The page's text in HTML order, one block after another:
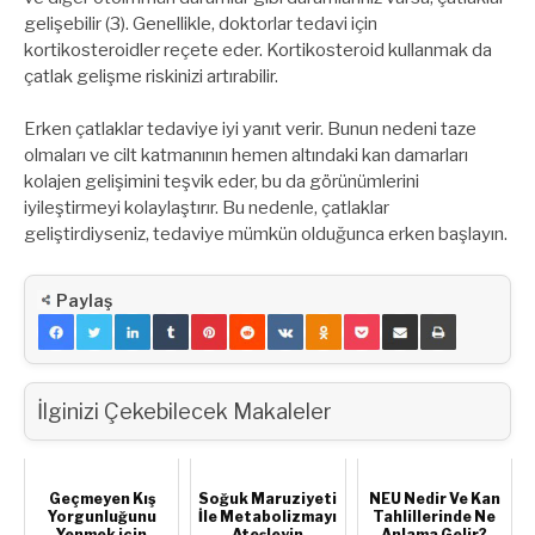
gelişebilir (3). Genellikle, doktorlar tedavi için
kortikosteroidler reçete eder. Kortikosteroid kullanmak da
çatlak gelişme riskinizi artırabilir.
Erken çatlaklar tedaviye iyi yanıt verir. Bunun nedeni taze
olmaları ve cilt katmanının hemen altındaki kan damarları
kolajen gelişimini teşvik eder, bu da görünümlerini
iyileştirmeyi kolaylaştırır. Bu nedenle, çatlaklar
geliştirdiyseniz, tedaviye mümkün olduğunca erken başlayın.
Paylaş
İlginizi Çekebilecek Makaleler
Geçmeyen Kış
Yorgunluğunu
Soğuk Maruziyeti
İle Metabolizmayı
NEU Nedir Ve Kan
Tahlillerinde Ne